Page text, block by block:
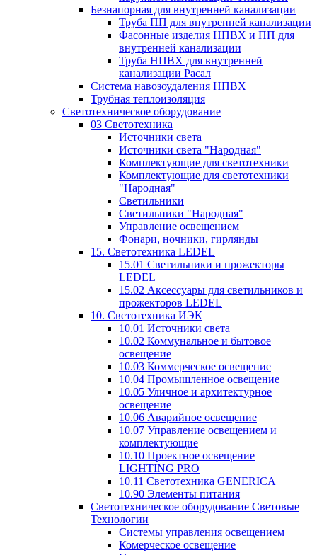
Безнапорная для внутренней канализации
Труба ПП для внутренней канализации
Фасонные изделия НПВХ и ПП для
внутренней канализации
Труба НПВХ для внутренней
канализации Расал
Система навозоудаления НПВХ
Трубная теплоизоляция
Светотехническое оборудование
03 Светотехника
Источники света
Источники света "Народная"
Комплектующие для светотехники
Комплектующие для светотехники
"Народная"
Светильники
Светильники "Народная"
Управление освещением
Фонари, ночники, гирлянды
15. Светотехника LEDEL
15.01 Светильники и прожекторы
LEDEL
15.02 Аксессуары для светильников и
прожекторов LEDEL
10. Светотехника ИЭК
10.01 Источники света
10.02 Коммунальное и бытовое
освещение
10.03 Коммерческое освещение
10.04 Промышленное освещение
10.05 Уличное и архитектурное
освещение
10.06 Аварийное освещение
10.07 Управление освещением и
комплектующие
10.10 Проектное освещение
LIGHTING PRO
10.11 Светотехника GENERICA
10.90 Элементы питания
Светотехническое оборудование Световые
Технологии
Системы управления освещением
Комерческое освещение